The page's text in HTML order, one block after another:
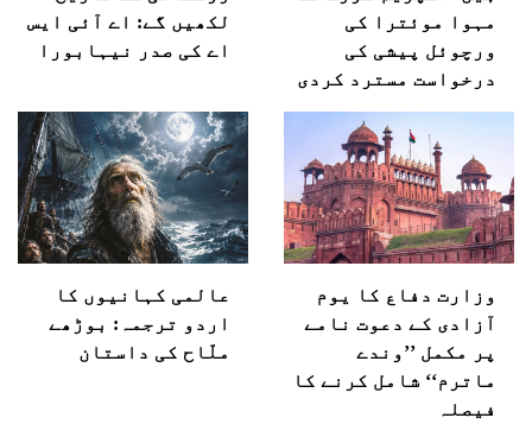
مہوا موئترا کی
ورچوئل پیشی کی
درخواست مسترد کردی
لکھیں گے: اے آئی ایس
اے کی صدر نیہابورا
وزارت دفاع کا یوم
آزادی کے دعوت نامے
پر مکمل ’’وندے
ماترم‘‘ شامل کرنے کا
فیصلہ
عالمی کہانیوں کا
اردو ترجمہ: بوڑھے
ملّاح کی داستان